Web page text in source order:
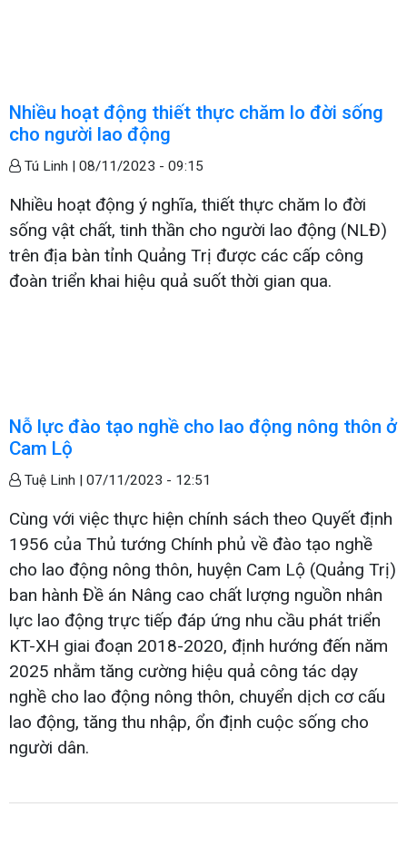
Nhiều hoạt động thiết thực chăm lo đời sống
cho người lao động
Tú Linh | 08/11/2023 - 09:15
Nhiều hoạt động ý nghĩa, thiết thực chăm lo đời
sống vật chất, tinh thần cho người lao động (NLĐ)
trên địa bàn tỉnh Quảng Trị được các cấp công
đoàn triển khai hiệu quả suốt thời gian qua.
Nỗ lực đào tạo nghề cho lao động nông thôn ở
Cam Lộ
Tuệ Linh | 07/11/2023 - 12:51
Cùng với việc thực hiện chính sách theo Quyết định
1956 của Thủ tướng Chính phủ về đào tạo nghề
cho lao động nông thôn, huyện Cam Lộ (Quảng Trị)
ban hành Đề án Nâng cao chất lượng nguồn nhân
lực lao động trực tiếp đáp ứng nhu cầu phát triển
KT-XH giai đoạn 2018-2020, định hướng đến năm
2025 nhằm tăng cường hiệu quả công tác dạy
nghề cho lao động nông thôn, chuyển dịch cơ cấu
lao động, tăng thu nhập, ổn định cuộc sống cho
người dân.